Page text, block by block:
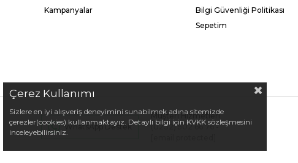
Kampanyalar
Bilgi Güvenliği Politikası
Sepetim
WhatsApp Destek
Müşteri Hizmetleri
(0232) 502 66 76-
Çerez Kullanımı
Sizlere en iyi alışveriş deneyimini sunabilmek adına sitemizde
çerezler(cookies) kullanmaktayız. Detaylı bilgi için KVKK sözleşmesini
inceleyebilirsiniz.